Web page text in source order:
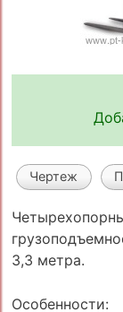
Чертеж
3,3 метра.
Особенности: